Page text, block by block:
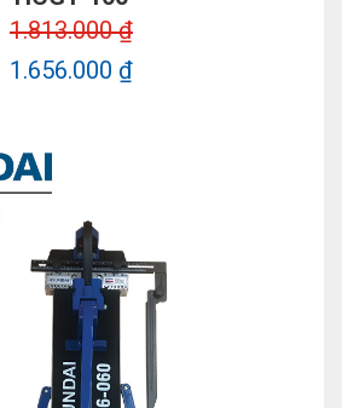
1.813.000 ₫
1.656.000 ₫